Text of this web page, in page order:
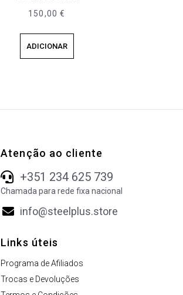
150,00 €
ADICIONAR
Atenção ao cliente
+351 234 625 739
Chamada para rede fixa nacional
info@steelplus.store
Links úteis
Programa de Afiliados
Trocas e Devoluções